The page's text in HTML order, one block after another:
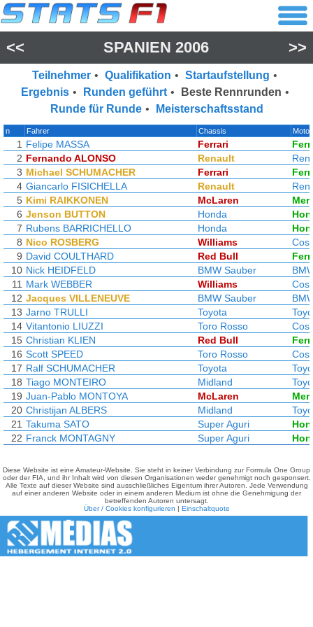
<< SPANIEN 2006 >>
Teilnehmer • Qualifikation • Startaufstellung •
Ergebnis • Runden geführt • Beste Rennrunden •
Runde für Runde • Meisterschaftsstand
n Fahrer Chassis Motor
1 Felipe MASSA Ferrari
2 Fernando ALONSO Renault
3 Michael SCHUMACHER Ferrari
4 Giancarlo FISICHELLA Renault
5 Kimi RAIKKONEN McLaren
6 Jenson BUTTON Honda
7 Rubens BARRICHELLO Honda
8 Nico ROSBERG Williams
9 David COULTHARD Red Bull
10 Nick HEIDFELD BMW Sauber
11 Mark WEBBER Williams
12 Jacques VILLENEUVE BMW Sauber
13 Jarno TRULLI Toyota
14 Vitantonio LIUZZI Toro Rosso
15 Christian KLIEN Red Bull
16 Scott SPEED Toro Rosso
17 Ralf SCHUMACHER Toyota
18 Tiago MONTEIRO Midland
19 Juan-Pablo MONTOYA McLaren
20 Christijan ALBERS Midland
21 Takuma SATO Super Aguri
22 Franck MONTAGNY Super Aguri
Diese Website ist eine Amateur-Website. Sie steht in keiner Verbindung zur Formula One Group
oder der FIA, und ihr Inhalt wird von diesen Organisationen weder genehmigt noch gesponsert.
Alle Texte auf dieser Website sind ausschließliches Eigentum ihrer Autoren. Jede Verwendung
auf einer anderen Website oder in einem anderen Medium ist ohne die Genehmigung der
betreffenden Autoren untersagt.
Über / Cookies konfigurieren | Einschaltquote